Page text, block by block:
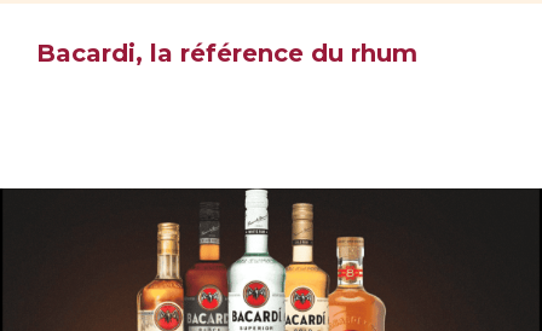
Bacardi, la référence du rhum